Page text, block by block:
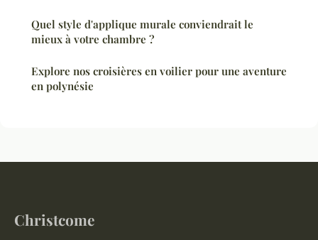
Quel style d'applique murale conviendrait le
mieux à votre chambre ?
Explore nos croisières en voilier pour une aventure
en polynésie
Christcome